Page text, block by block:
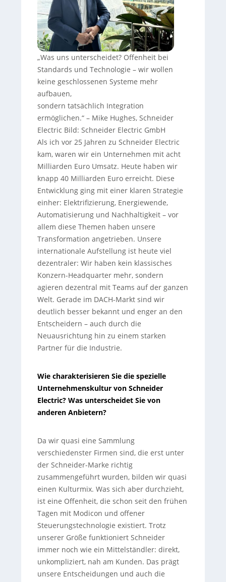
„Was uns unterscheidet? Offenheit bei
Standards und Technologie – wir wollen
keine geschlossenen Systeme mehr
aufbauen,
sondern tatsächlich Integration
ermöglichen.“ – Mike Hughes, Schneider
Electric Bild: Schneider Electric GmbH
Als ich vor 25 Jahren zu Schneider Electric
kam, waren wir ein Unternehmen mit acht
Milliarden Euro Umsatz. Heute haben wir
knapp 40 Milliarden Euro erreicht. Diese
Entwicklung ging mit einer klaren Strategie
einher: Elektrifizierung, Energiewende,
Automatisierung und Nachhaltigkeit – vor
allem diese Themen haben unsere
Transformation angetrieben. Unsere
internationale Aufstellung ist heute viel
dezentraler: Wir haben kein klassisches
Konzern-Headquarter mehr, sondern
agieren dezentral mit Teams auf der ganzen
Welt. Gerade im DACH-Markt sind wir
deutlich besser bekannt und enger an den
Entscheidern – auch durch die
Neuausrichtung hin zu einem starken
Partner für die Industrie.
Wie charakterisieren Sie die spezielle
Unternehmenskultur von Schneider
Electric? Was unterscheidet Sie von
anderen Anbietern?
Da wir quasi eine Sammlung
verschiedenster Firmen sind, die erst unter
der Schneider-Marke richtig
zusammengeführt wurden, bilden wir quasi
einen Kulturmix. Was sich aber durchzieht,
ist eine Offenheit, die schon seit den frühen
Tagen mit Modicon und offener
Steuerungstechnologie existiert. Trotz
unserer Größe funktioniert Schneider
immer noch wie ein Mittelständler: direkt,
unkompliziert, nah am Kunden. Das prägt
unsere Entscheidungen und auch die